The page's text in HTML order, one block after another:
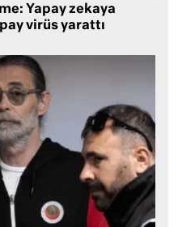
Yapay zekaya
virüs yarattı